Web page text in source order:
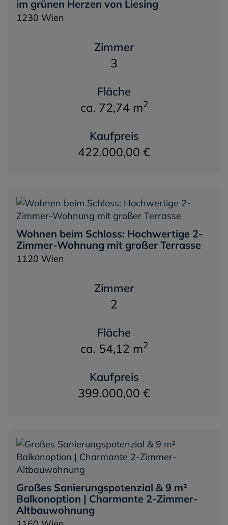
im grünen Herzen von Liesing
1230 Wien
Zimmer
3
Fläche
ca. 72,74 m2
Kaufpreis
422.000,00 €
Wohnen beim Schloss: Hochwertige 2-
Zimmer-Wohnung mit großer Terrasse
1120 Wien
Zimmer
2
Fläche
ca. 54,12 m2
Kaufpreis
399.000,00 €
Großes Sanierungspotenzial & 9 m²
Balkonoption | Charmante 2-Zimmer-
Altbauwohnung